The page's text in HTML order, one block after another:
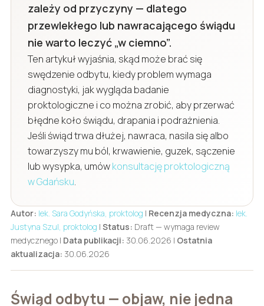
zależy od przyczyny — dlatego
przewlekłego lub nawracającego świądu
nie warto leczyć „w ciemno”.
Ten artykuł wyjaśnia, skąd może brać się
swędzenie odbytu, kiedy problem wymaga
diagnostyki, jak wygląda badanie
proktologiczne i co można zrobić, aby przerwać
błędne koło świądu, drapania i podrażnienia.
Jeśli świąd trwa dłużej, nawraca, nasila się albo
towarzyszy mu ból, krwawienie, guzek, sączenie
lub wysypka, umówkonsultację proktologiczną
w Gdańsku.
Autor: lek. Sara Godyńska, proktolog | Recenzja medyczna: lek.
Justyna Szul, proktolog | Status: Draft — wymaga review
medycznego | Data publikacji: 30.06.2026 | Ostatnia
aktualizacja: 30.06.2026
Świąd odbytu — objaw, nie jedna